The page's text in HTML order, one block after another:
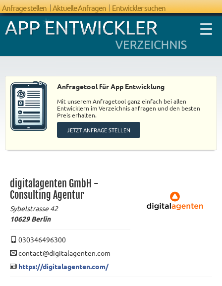
Anfrage stellen Aktuelle Anfragen Entwickler suchen
Anfragetool für App Entwicklung
Mit unserem Anfragetool ganz einfach bei allen
Entwicklern im Verzeichnis anfragen und den besten
Preis erhalten.
JETZT ANFRAGE STELLEN
digitalagenten GmbH -
Consulting Agentur
Sybelstrasse 42
10629Berlin
030346496300
contact@digitalagenten.com
https://digitalagenten.com/